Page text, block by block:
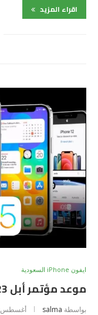
اقراء المزيد
ايفون iPhone السعودية
موعد مؤتمر أبل 2023 آيفون 15
بواسطة salma أغسطس 9, 2023